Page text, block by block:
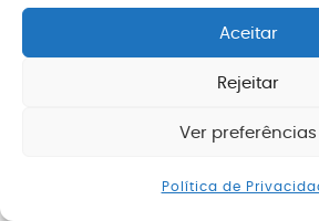
Aceitar
Rejeitar
Ver preferências
Política de
Estar permanentemente
Como a Síndrome de Burnout é
profissional, não há
carência